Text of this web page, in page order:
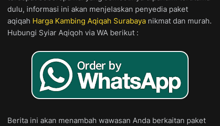
dulu, informasi ini akan menjelaskan penyedia paket
aqiqah Harga Kambing Aqiqah Surabaya nikmat dan murah.
Hubungi Syiar Aqiqoh via WA berikut :
Berita ini akan menambah wawasan Anda berkaitan paket